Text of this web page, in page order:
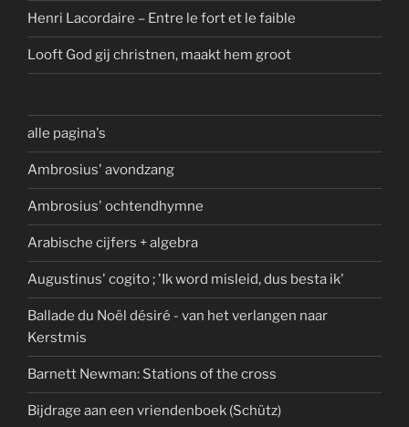
Henri Lacordaire – Entre le fort et le faible
Looft God gij christnen, maakt hem groot
alle pagina's
Ambrosius' avondzang
Ambrosius' ochtendhymne
Arabische cijfers + algebra
Augustinus' cogito ; 'Ik word misleid, dus besta ik'
Ballade du Noël désiré - van het verlangen naar
Kerstmis
Barnett Newman: Stations of the cross
Bijdrage aan een vriendenboek (Schütz)